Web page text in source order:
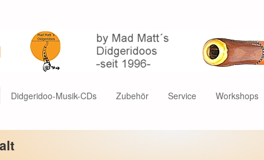
Didgeridoo-Musik-CDs Zubehör Service Workshops